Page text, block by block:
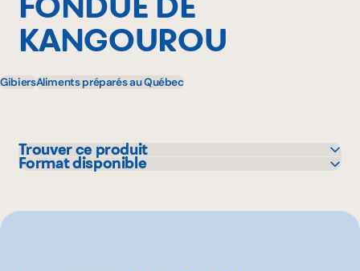
KANGOUROU
GibiersAliments préparés au Québec
Trouver ce produit
IGA
Format disponible